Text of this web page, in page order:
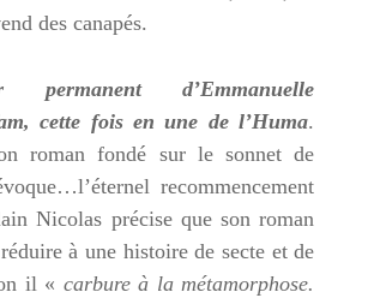
des canapés.
d’Emmanuelle
cette fois en une de l’Huma.
roman fondé sur le sonnet de
recommencement
Nicolas précise que son roman
à une histoire de secte et de
il « carbure à la métamorphose.